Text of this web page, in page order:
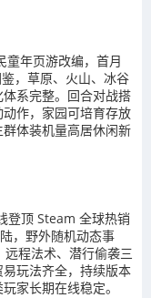
童年页游改编，首月
，草原、火山、冰谷
系完整。回合对战搭
作，家园可培育存放
体装机量高居休闲新
登顶 Steam 全球热销
，野外随机动态事
程法术、潜行偷袭三
玩法齐全，持续版本
家长期在线稳定。